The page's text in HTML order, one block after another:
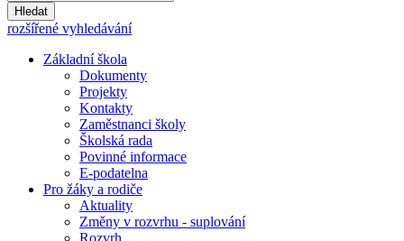
Hledat
rozšířené vyhledávání
Základní škola
Dokumenty
Projekty
Kontakty
Zaměstnanci školy
Školská rada
Povinné informace
E-podatelna
Pro žáky a rodiče
Aktuality
Změny v rozvrhu - suplování
Rozvrh